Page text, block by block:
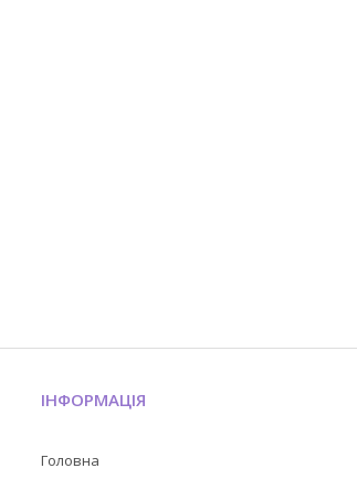
ІНФОРМАЦІЯ
Головна